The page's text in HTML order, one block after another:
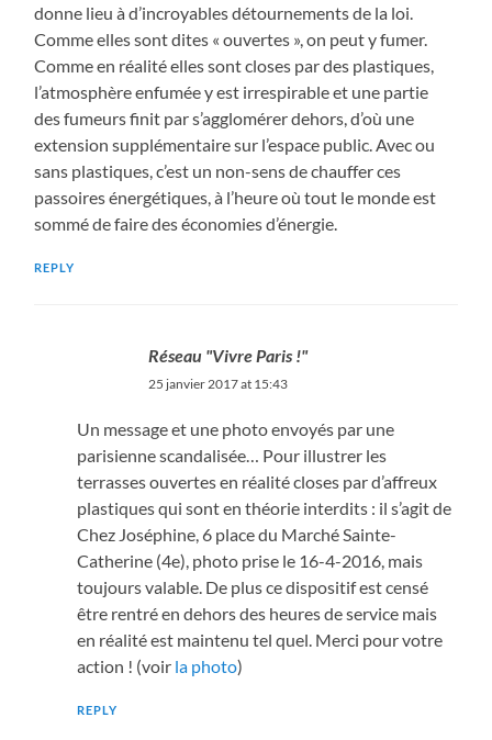
donne lieu à d’incroyables détournements de la loi.
Comme elles sont dites « ouvertes », on peut y fumer.
Comme en réalité elles sont closes par des plastiques,
l’atmosphère enfumée y est irrespirable et une partie
des fumeurs finit par s’agglomérer dehors, d’où une
extension supplémentaire sur l’espace public. Avec ou
sans plastiques, c’est un non-sens de chauffer ces
passoires énergétiques, à l’heure où tout le monde est
sommé de faire des économies d’énergie.
REPLY
Réseau "Vivre Paris !"
25 janvier 2017 at 15:43
Un message et une photo envoyés par une
parisienne scandalisée… Pour illustrer les
terrasses ouvertes en réalité closes par d’affreux
plastiques qui sont en théorie interdits : il s’agit de
Chez Joséphine, 6 place du Marché Sainte-
Catherine (4e), photo prise le 16-4-2016, mais
toujours valable. De plus ce dispositif est censé
être rentré en dehors des heures de service mais
en réalité est maintenu tel quel. Merci pour votre
action ! (voir la photo)
REPLY